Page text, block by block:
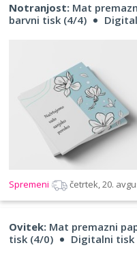
Notranjost: Mat
barvni tisk (4/4)
Spremeni četrtek, 20.
Ovitek: Mat premazni
tisk (4/0)
Digitalni tisk